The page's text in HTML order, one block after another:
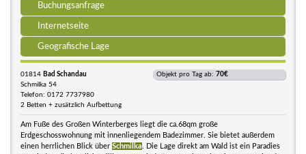
Buchungsanfrage
Internetseite
Geografische Lage
01814 Bad Schandau
Schmilka 54
Telefon: 0172 7737980
2 Betten + zusätzlich Aufbettung
Objekt pro Tag ab: 70€
Am Fuße des Großen Winterberges liegt die ca.68qm große
Erdgeschosswohnung mit innenliegendem Badezimmer. Sie bietet außerdem
einen herrlichen Blick über Schmilka . Die Lage direkt am Wald ist ein Paradies